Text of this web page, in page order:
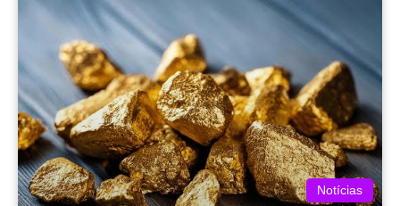
Notícias